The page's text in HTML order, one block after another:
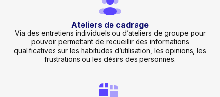
Ateliers de cadrage
Via des entretiens individuels ou d’ateliers de groupe pour
pouvoir permettant de recueillir des informations
qualificatives sur les habitudes d’utilisation, les opinions, les
frustrations ou les désirs des personnes.